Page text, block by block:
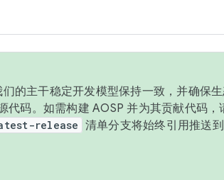
的主干稳定开发模型保持一致，并确保
代码。如需构建 AOSP 并为其贡献代码，
release 清单分支将始终引用推送